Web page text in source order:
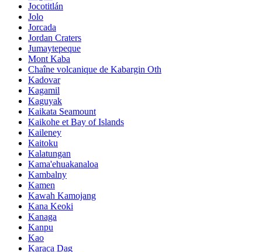
Jocotitlán
Jolo
Jorcada
Jordan Craters
Jumaytepeque
Mont Kaba
Chaîne volcanique de Kabargin Oth
Kadovar
Kagamil
Kaguyak
Kaikata Seamount
Kaikohe et Bay of Islands
Kaileney
Kaitoku
Kalatungan
Kama'ehuakanaloa
Kambalny
Kamen
Kawah Kamojang
Kana Keoki
Kanaga
Kanpu
Kao
Karaca Dag